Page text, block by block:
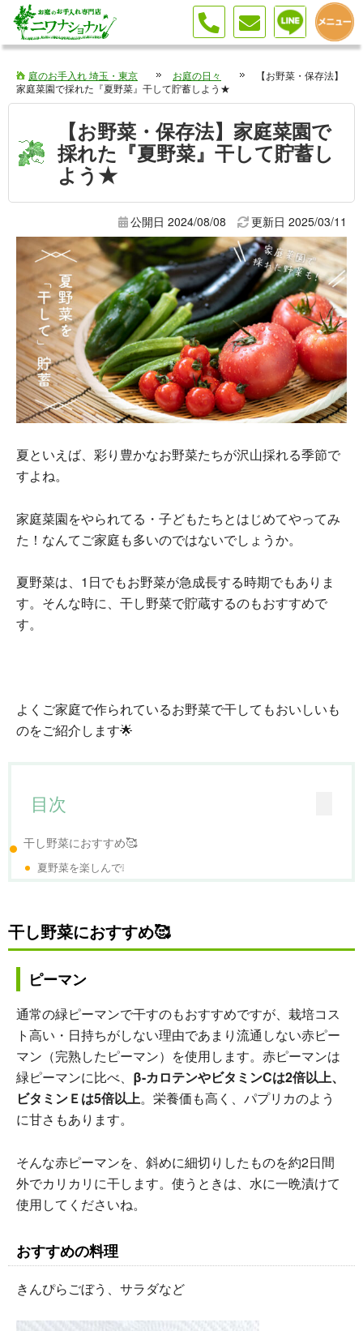
庭のお手入れ 埼玉・東京 お庭の日々
【お野菜・保存法】
家庭菜園で採れた『夏野菜』干して貯蓄しよう★
【お野菜・保存法】家庭菜園で
採れた『夏野菜』干して貯蓄し
よう★
公開日 2024/08/08 更新日 2025/03/11
夏といえば、彩り豊かなお野菜たちが沢山採れる季節で
すよね。
家庭菜園をやられてる・子どもたちとはじめてやってみ
た！なんてご家庭も多いのではないでしょうか。
夏野菜は、1日でもお野菜が急成長する時期でもありま
す。そんな時に、干し野菜で貯蔵するのもおすすめで
す。
よくご家庭で作られているお野菜で干してもおいしいも
のをご紹介します🌟
目次
干し野菜におすすめ🥰
夏野菜を楽しんで❕
干し野菜におすすめ🥰
ピーマン
通常の緑ピーマンで干すのもおすすめですが、栽培コス
ト高い・日持ちがしない理由であまり流通しない赤ピー
マン（完熟したピーマン）を使用します。赤ピーマンは
緑ピーマンに比べ、 β-カロテンやビタミンCは2倍以上、
ビタミンＥは5倍以上。栄養価も高く、パプリカのよう
に甘さもあります。
そんな赤ピーマンを、斜めに細切りしたものを約2日間
外でカリカリに干します。使うときは、水に一晩漬けて
使用してくださいね。
おすすめの料理
きんぴらごぼう、サラダなど